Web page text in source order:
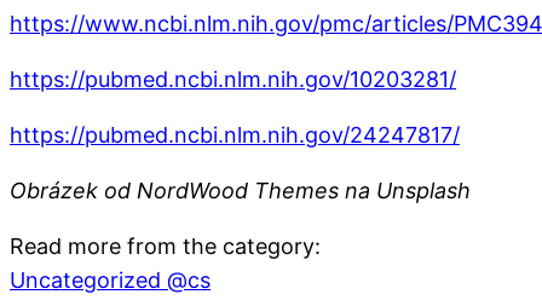
https://www.ncbi.nlm.nih.gov/pmc/articles/
https://pubmed.ncbi.nlm.nih.gov/10203281/
https://pubmed.ncbi.nlm.nih.gov/24247817/
Obrázek od NordWood Themes na Unsplash
Read more from the category:
Uncategorized @cs